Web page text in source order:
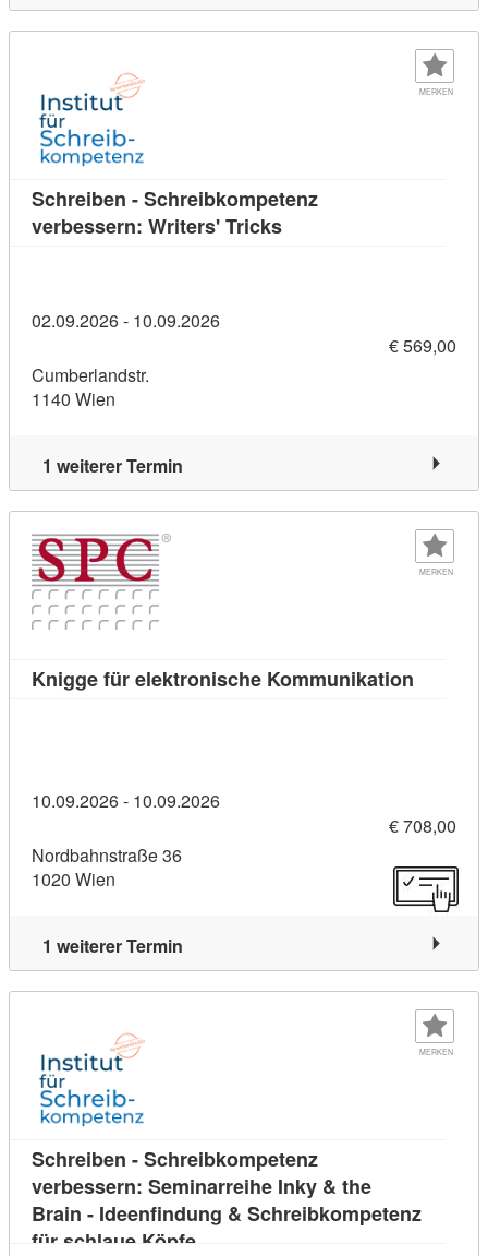
MERKEN
Schreiben - Schreibkompetenz
verbessern: Writers' TricksKursdetail: Schreiben -
02.09.2026 - 10.09.2026
€ 569,00
Cumberlandstr.
1140 Wien
1 weiterer Termin
MERKEN
Knigge für elektronische Kommunikation
10.09.2026 - 10.09.2026
€ 708,00
Nordbahnstraße 36
1020 Wien
1 weiterer Termin
MERKEN
Schreiben - Schreibkompetenz
verbessern: Seminarreihe Inky & the
Brain - Ideenfindung & Schreibkompetenz
für schlaue KöpfeKursdetail: Schreiben -